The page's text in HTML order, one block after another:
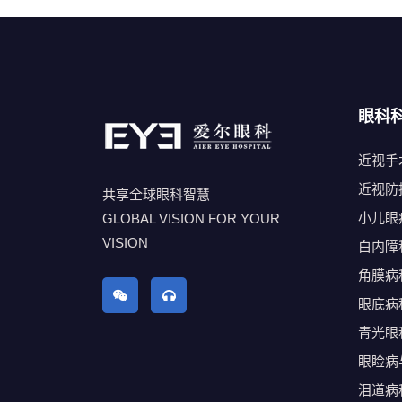
共享全球眼科智慧
GLOBAL VISION FOR YOUR
VISION
眼科
近视手
近视防
小儿眼
白内障
角膜病
眼底病
青光眼
眼睑
泪道病